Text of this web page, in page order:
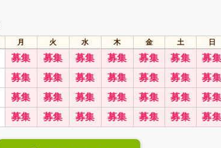
月 火 水 木 金 土 日
募集 募集 募集 募集 募集 募集 募集
募集 募集 募集 募集 募集 募集 募集
募集 募集 募集 募集 募集 募集 募集
募集 募集 募集 募集 募集 募集 募集